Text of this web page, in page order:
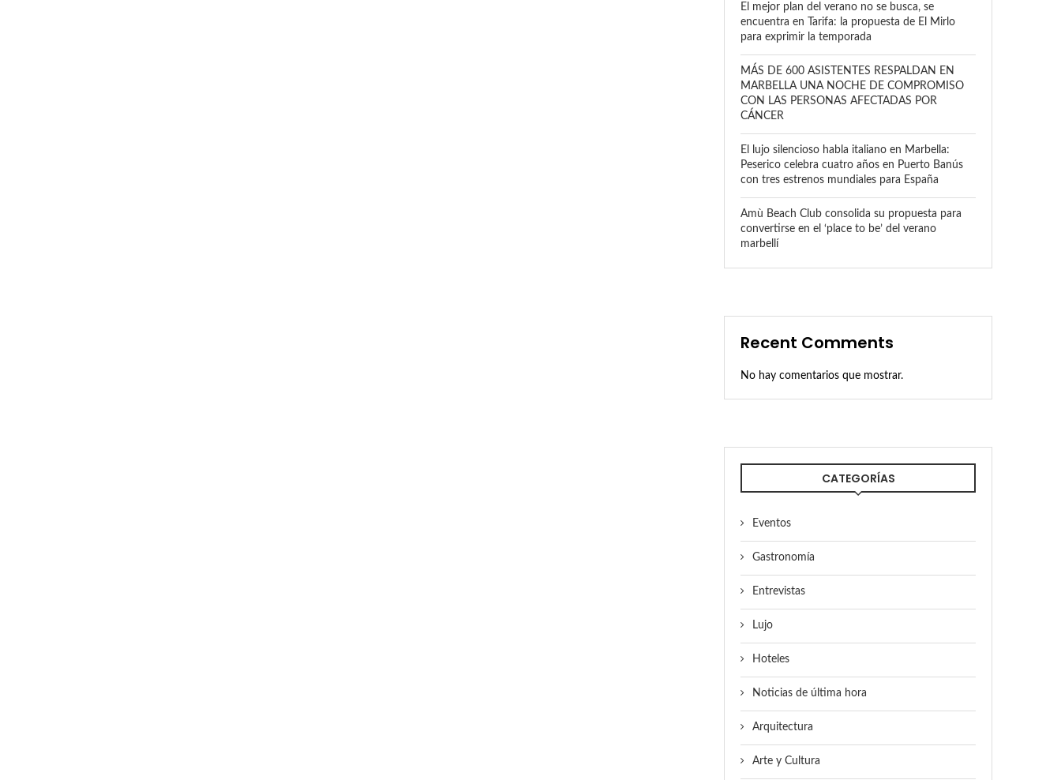
El mejor plan del verano no se busca, se
encuentra en Tarifa: la propuesta de El Mirlo
para exprimir la temporada
MÁS DE 600 ASISTENTES RESPALDAN EN
MARBELLA UNA NOCHE DE COMPROMISO
CON LAS PERSONAS AFECTADAS POR
CÁNCER
El lujo silencioso habla italiano en Marbella:
Peserico celebra cuatro años en Puerto Banús
con tres estrenos mundiales para España
Amù Beach Club consolida su propuesta para
convertirse en el ‘place to be’ del verano
marbellí
Recent Comments
No hay comentarios que mostrar.
CATEGORÍAS
Eventos
Gastronomía
Entrevistas
Lujo
Hoteles
Noticias de última hora
Arquitectura
Arte y Cultura